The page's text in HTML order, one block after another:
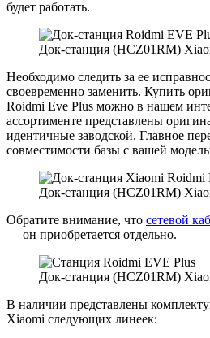
будет работать.
Док-станция (HCZ01RM)
Необходимо следить за ее
своевременно заменить. Купить
Roidmi Eve Plus можно в нашем
ассортименте представлены
идентичные заводской. Главное
совместимости базы с вашей
Док-станция (HCZ01RM)
Обратите внимание, что сетевой
— он приобретается отдельно.
Док-станция (HCZ01RM)
В наличии представлены
Xiaomi следующих линеек: